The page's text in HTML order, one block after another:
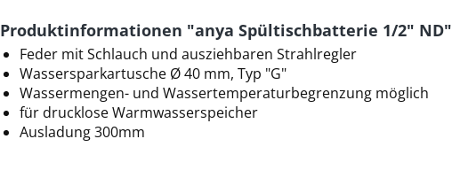
Produktinformationen "anya Spültischbatterie 1/2" ND"
Feder mit Schlauch und ausziehbaren Strahlregler
Wassersparkartusche Ø 40 mm, Typ "G"
Wassermengen- und Wassertemperaturbegrenzung möglich
für drucklose Warmwasserspeicher
Ausladung 300mm